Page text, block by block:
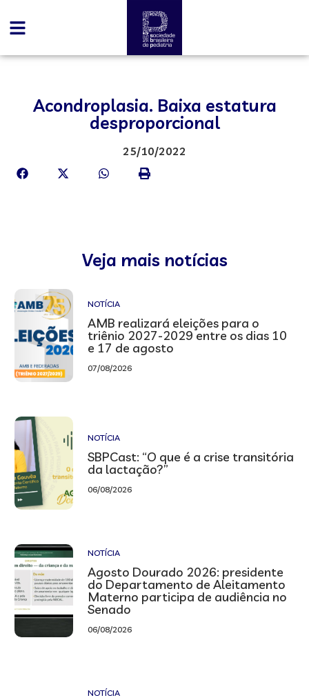
Acondroplasia. Baixa estatura
desproporcional
25/10/2022
Veja mais notícias
NOTÍCIA
AMB realizará eleições para o
triênio 2027-2029 entre os dias 10
e 17 de agosto
07/08/2026
NOTÍCIA
SBPCast: “O que é a crise transitória
da lactação?”
06/08/2026
NOTÍCIA
Agosto Dourado 2026: presidente
do Departamento de Aleitamento
Materno participa de audiência no
Senado
06/08/2026
NOTÍCIA